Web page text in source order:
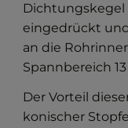
Dichtungskegel
eingedrückt
an die
Spannbereich
Der Vorteil
konischer